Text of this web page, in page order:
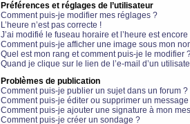
Préférences et réglages de l’utilisateur
Comment puis-je modifier mes réglages ?
L’heure n’est pas correcte !
J’ai modifié le fuseau horaire et l’heure est
Comment puis-je afficher une image sous mon
Quel est mon rang et comment puis-je le modifier
Quand je clique sur le lien de l’e-mail d’un
Problèmes de publication
Comment puis-je publier un sujet dans un forum ?
Comment puis-je éditer ou supprimer un message
Comment puis-je ajouter une signature à mon
Comment puis-je créer un sondage ?